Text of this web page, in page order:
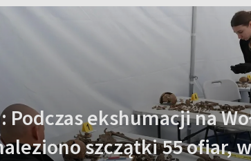
Podczas ekshumacji na
szczątki 55 ofiar,